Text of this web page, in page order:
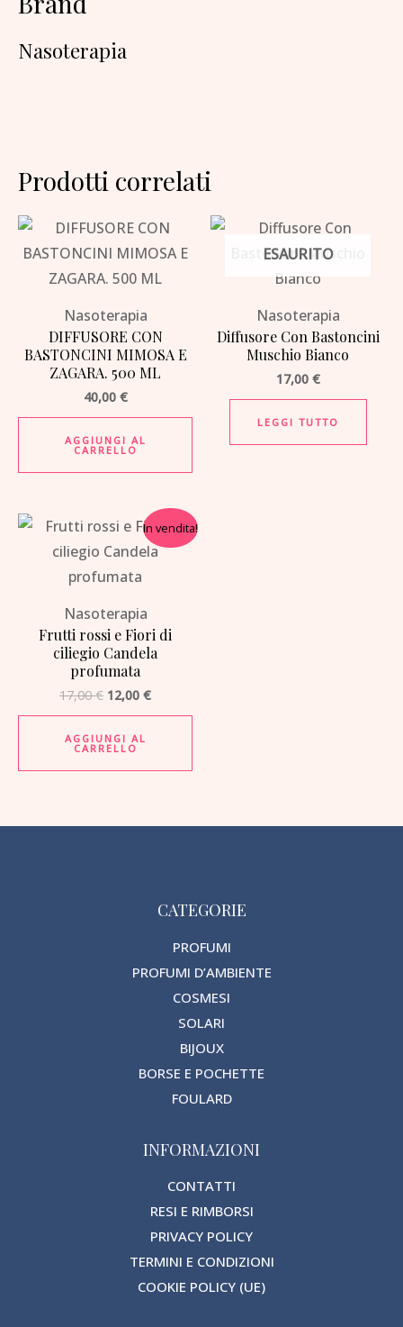
Nasoterapia
Prodotti correlati
Nasoterapia
DIFFUSORE CON
BASTONCINI MIMOSA E
ZAGARA. 500 ML
40,00 €
AGGIUNGI AL
CARRELLO
ESAURITO
Nasoterapia
Diffusore Con Bastoncini
Muschio Bianco
17,00 €
LEGGI TUTTO
In vendita!
Nasoterapia
Frutti rossi e Fiori di
ciliegio Candela
profumata
17,00€
Il
prezzo
originale
17,00 €.
12,00 €
Il
prezzo
attuale
AGGIUNGI AL
CARRELLO
CATEGORIE
PROFUMI
PROFUMI D’AMBIENTE
COSMESI
SOLARI
BIJOUX
BORSE E POCHETTE
FOULARD
INFORMAZIONI
CONTATTI
RESI E RIMBORSI
PRIVACY POLICY
TERMINI E CONDIZIONI
COOKIE POLICY (UE)